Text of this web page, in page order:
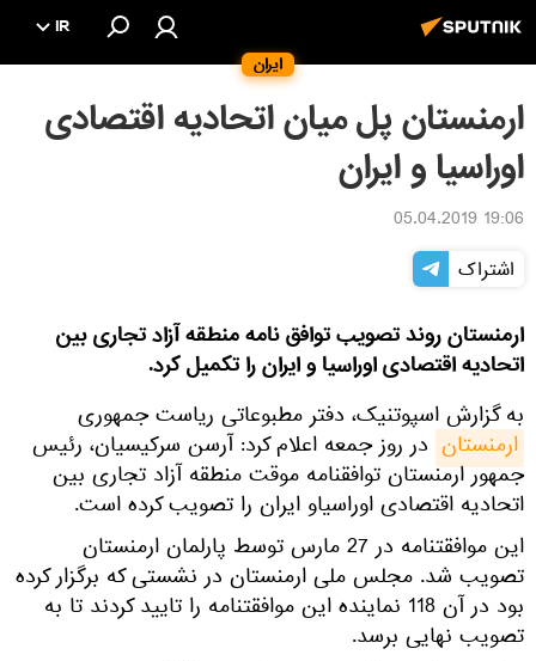
ایران
IR
ارمنستان پل میان اتحادیه اقتصادی
اوراسیا و ایران
19:06 05.04.2019
اشتراک
ارمنستان روند تصویب توافق نامه منطقه آزاد تجاری بین
اتحادیه اقتصادی اوراسیا و ایران را تکمیل کرد.
به گزارش اسپوتنیک، دفتر مطبوعاتی ریاست جمهوری
ارمنستان در روز جمعه اعلام کرد: آرسن سرکیسیان، رئیس
جمهور ارمنستان توافقنامه موقت منطقه آزاد تجاری بین
اتحادیه اقتصادی اوراسیاو ایران را تصویب کرده است.
این موافقتنامه در 27 مارس توسط پارلمان ارمنستان
تصویب شد. مجلس ملی ارمنستان در نشستی که برگزار کرده
بود در آن 118 نماینده این موافقتنامه را تایید کردند تا به
تصویب نهایی برسد.